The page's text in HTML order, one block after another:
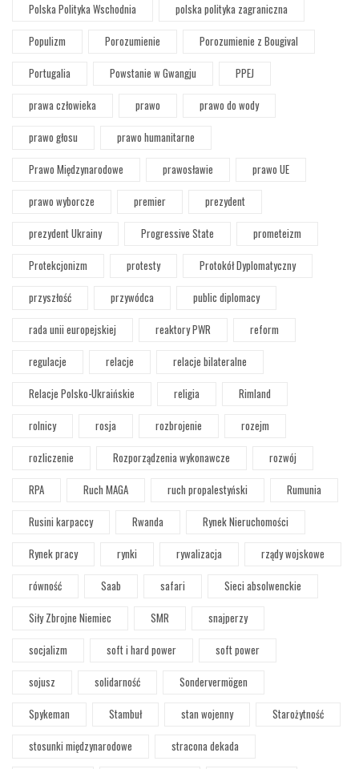
Polska Polityka Wschodnia
polska polityka zagraniczna
Populizm
Porozumienie
Porozumienie z Bougival
Portugalia
Powstanie w Gwangju
PPEJ
prawa człowieka
prawo
prawo do wody
prawo głosu
prawo humanitarne
Prawo Międzynarodowe
prawosławie
prawo UE
prawo wyborcze
premier
prezydent
prezydent Ukrainy
Progressive State
prometeizm
Protekcjonizm
protesty
Protokół Dyplomatyczny
przyszłość
przywódca
public diplomacy
rada unii europejskiej
reaktory PWR
reform
regulacje
relacje
relacje bilateralne
Relacje Polsko-Ukraińskie
religia
Rimland
rolnicy
rosja rozbrojenie
rozejm
rozliczenie
Rozporządzenia wykonawcze
rozwój
RPA
Ruch MAGA ruch propalestyński
Rumunia
Rusini karpaccy
Rwanda
Rynek Nieruchomości
Rynek pracy
rynki rywalizacja
rządy wojskowe
równość
Saab safari
Sieci absolwenckie
Siły Zbrojne Niemiec
SMR
snajperzy
socjalizm
soft i hard power
soft power
sojusz
solidarność
Sondervermögen
Spykeman
Stambuł stan wojenny
Starożytność
stosunki międzynarodowe
stracona dekada